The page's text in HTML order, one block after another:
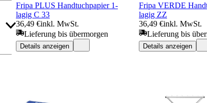
Fripa PLUS Handtuchpapier 1-
lagig C 33
36,49 €inkl. MwSt.
Lieferung bis übermorgen
Details anzeigen
Fripa VERDE
lagig ZZ
36,49 €inkl. MwSt.
Lieferung bis
Details anzeigen